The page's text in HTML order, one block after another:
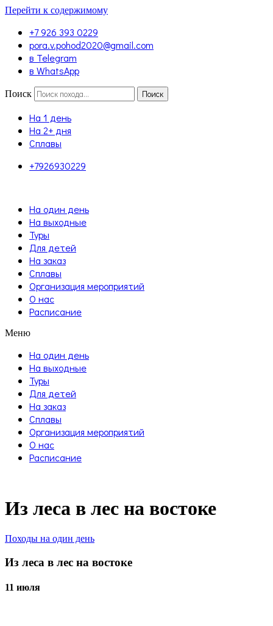
Перейти к содержимому
+7 926 393 0229
pora.v.pohod2020@gmail.com
в Telegram
в WhatsApp
Поиск Поиск
На 1 день
На 2+ дня
Сплавы
+7926930229
На один день
На выходные
Туры
Для детей
На заказ
Сплавы
Организация мероприятий
О нас
Расписание
Меню
На один день
На выходные
Туры
Для детей
На заказ
Сплавы
Организация мероприятий
О нас
Расписание
Из леса в лес на востоке
Походы на один день
Из леса в лес на востоке
11 июля